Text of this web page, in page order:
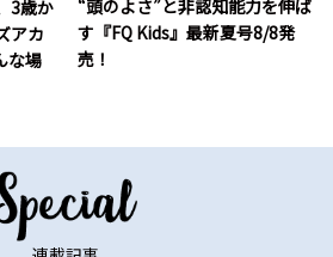
3歳か
アカ
な場
“頭のよさ”と非認知能力を伸ば
す『FQ Kids』最新夏号8/8発
売！